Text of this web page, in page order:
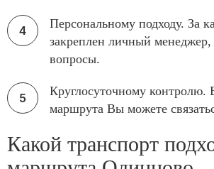
Персональному подходу. За
закреплен личный
вопросы.
Круглосуточному контролю.
маршрута Вы можете
Какой транспорт